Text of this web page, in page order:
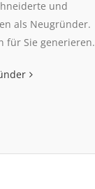
und
als Neugründer.
für Sie generieren.